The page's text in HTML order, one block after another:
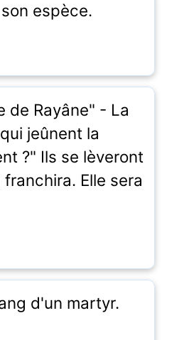
espèce.
de Rayâne" - La
jeûnent la
?" Ils se lèveront
Elle sera
d'un martyr.